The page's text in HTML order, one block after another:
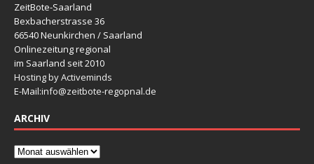
ZeitBote-Saarland
Bexbacherstrasse 36
66540 Neunkirchen / Saarland
Onlinezeitung regional
im Saarland seit 2010
Hosting by Activeminds
E-Mail:info@zeitbote-regopnal.de
ARCHIV